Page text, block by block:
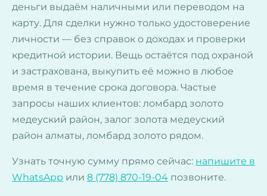
деньги выдаём наличными или переводом на
карту. Для сделки нужно только удостоверение
личности — без справок о доходах и проверки
кредитной истории. Вещь остаётся под охраной
и застрахована, выкупить её можно в любое
время в течение срока договора. Частые
запросы наших клиентов: ломбард золото
медеуский район, залог золота медеуский
район алматы, ломбард золото рядом.
Узнать точную сумму прямо сейчас: напишите в
WhatsApp или 8 (778) 870-19-04 позвоните.